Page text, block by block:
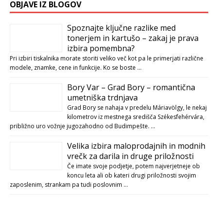
OBJAVE IZ BLOGOV
Spoznajte ključne razlike med
tonerjem in kartušo – zakaj je prava
izbira pomembna?
Pri izbiri tiskalnika morate storiti veliko več kot pa le primerjati različne
modele, znamke, cene in funkcije. Ko se boste …
Bory Var – Grad Bory – romantična
umetniška trdnjava
Grad Bory se nahaja v predelu Máriavölgy, le nekaj
kilometrov iz mestnega središča Székesfehérvára,
približno uro vožnje jugozahodno od Budimpešte. …
Velika izbira maloprodajnih in modnih
vrečk za darila in druge priložnosti
Če imate svoje podjetje, potem najverjetneje ob
koncu leta ali ob kateri drugi priložnosti svojim
zaposlenim, strankam pa tudi poslovnim …